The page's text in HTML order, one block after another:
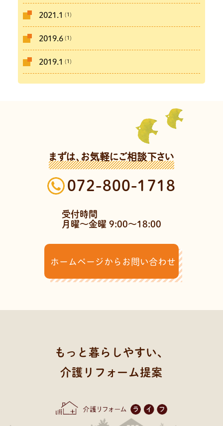
2021.1 (1)
2019.6(1)
2019.1 (1)
まずは、お気軽にご相談下さい
072-800-1718
受付時間
月曜～金曜 9:00～18:00
ホームページからお問い合わせ
もっと暮らしやすい、
介護リフォーム提案